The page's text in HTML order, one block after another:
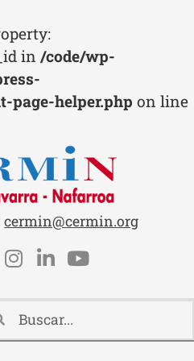
in /code/wp-
page-helper.php on line
Email:
cermin@cermin.org